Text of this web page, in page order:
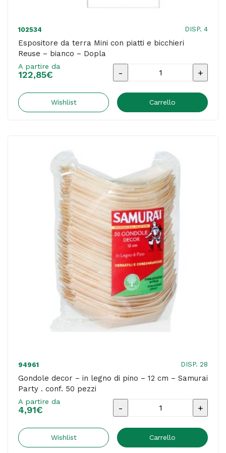
102534 DISP. 4
Espositore da terra Mini con piatti e bicchieri
Reuse – bianco – Dopla
A partire da
122,85€
Espositore
terra
bicchieri
Reuse
-
bianco
-
Dopla
quantità
Wishlist Carrello
94961 DISP. 28
Gondole decor – in legno di pino – 12 cm – Samurai
Party . conf. 50 pezzi
A partire da
4,91€
Gondole
-
Wishlist Carrello